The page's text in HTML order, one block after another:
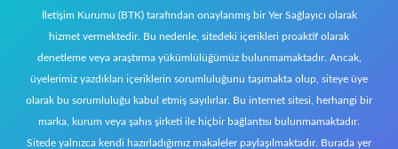
İletişim Kurumu (BTK) tarafından onaylanmış bir Yer Sağlayıcı olarak
hizmet vermektedir. Bu nedenle, sitedeki içerikleri proaktif olarak
denetleme veya araştırma yükümlülüğümüz bulunmamaktadır. Ancak,
üyelerimiz yazdıkları içeriklerin sorumluluğunu taşımakta olup, siteye üye
olarak bu sorumluluğu kabul etmiş sayılırlar. Bu internet sitesi, herhangi bir
marka, kurum veya şahıs şirketi ile hiçbir bağlantısı bulunmamaktadır.
Sitede yalnızca kendi hazırladığımız makaleler paylaşılmaktadır. Burada yer